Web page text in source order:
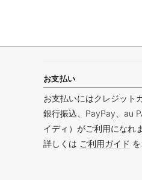
お支払い
お支払いにはクレジット
銀行振込、PayPay、au
イディ）がご利用になれま
詳しくは ご利用ガイド